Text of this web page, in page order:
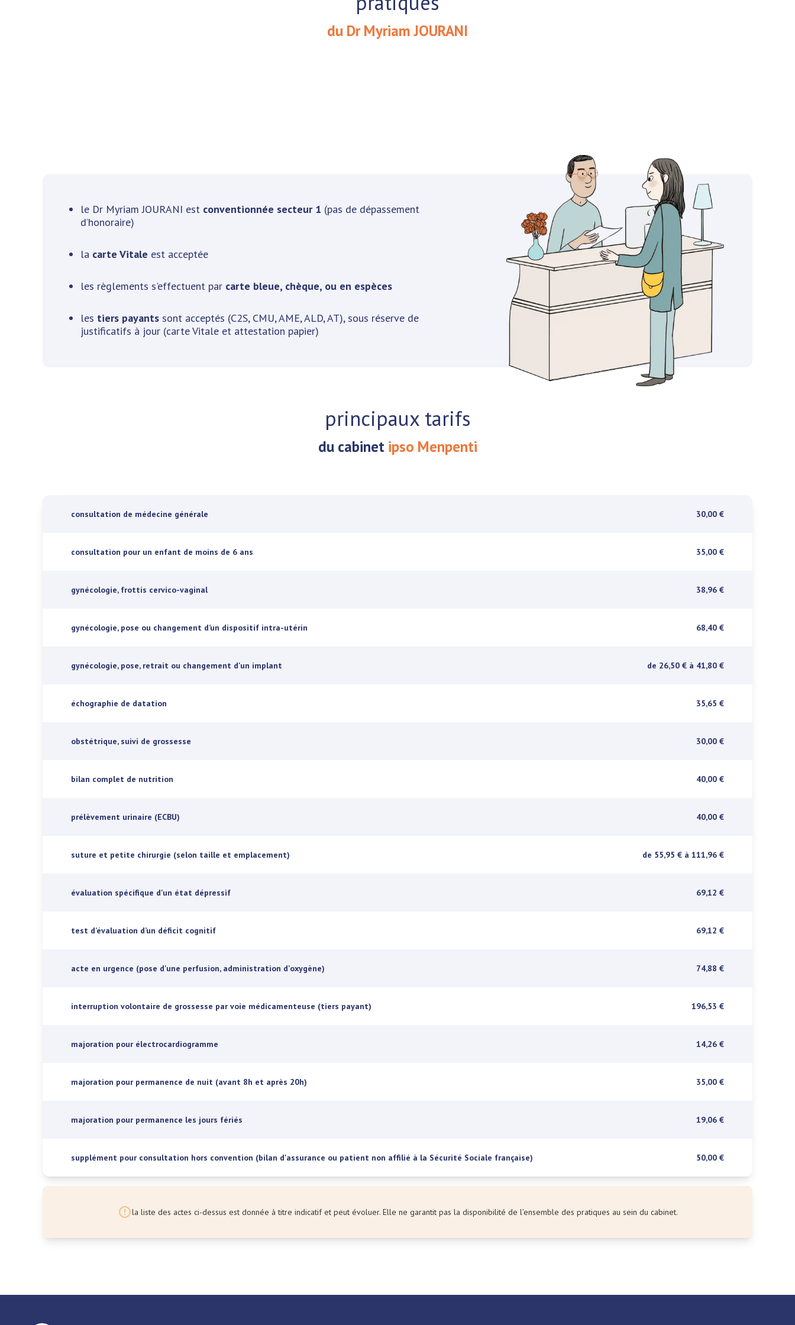
du Dr Myriam JOURANI
le Dr Myriam JOURANI est conventionnée secteur 1 (pas de dépassement
d’honoraire)
la carte Vitale est acceptée
les règlements s'effectuent par carte bleue, chèque, ou en espèces
les tiers payants sont acceptés (C2S, CMU, AME, ALD, AT), sous réserve de
justificatifs à jour (carte Vitale et attestation papier)
principaux tarifs
du cabinet ipso Menpenti
consultation de médecine générale 30,00 €
consultation pour un enfant de moins de 6 ans 35,00 €
gynécologie, frottis cervico-vaginal 38,96 €
gynécologie, pose ou changement d’un dispositif intra-utérin 68,40 €
gynécologie, pose, retrait ou changement d'un implant de 26,50 € à 41,80 €
échographie de datation 35,65 €
obstétrique, suivi de grossesse 30,00 €
bilan complet de nutrition 40,00 €
prélèvement urinaire (ECBU) 40,00 €
suture et petite chirurgie (selon taille et emplacement) de 55,95 € à 111,96 €
évaluation spécifique d'un état dépressif 69,12 €
test d’évaluation d’un déficit cognitif 69,12 €
acte en urgence (pose d'une perfusion, administration d'oxygène) 74,88 €
interruption volontaire de grossesse par voie médicamenteuse (tiers payant) 196,53 €
majoration pour électrocardiogramme 14,26 €
majoration pour permanence de nuit (avant 8h et après 20h) 35,00 €
majoration pour permanence les jours fériés 19,06 €
supplément pour consultation hors convention (bilan d'assurance ou patient non affilié à la Sécurité Sociale française) 50,00 €
la liste des actes ci-dessus est donnée à titre indicatif et peut évoluer. Elle ne garantit pas la disponibilité de l’ensemble des pratiques au sein du cabinet.